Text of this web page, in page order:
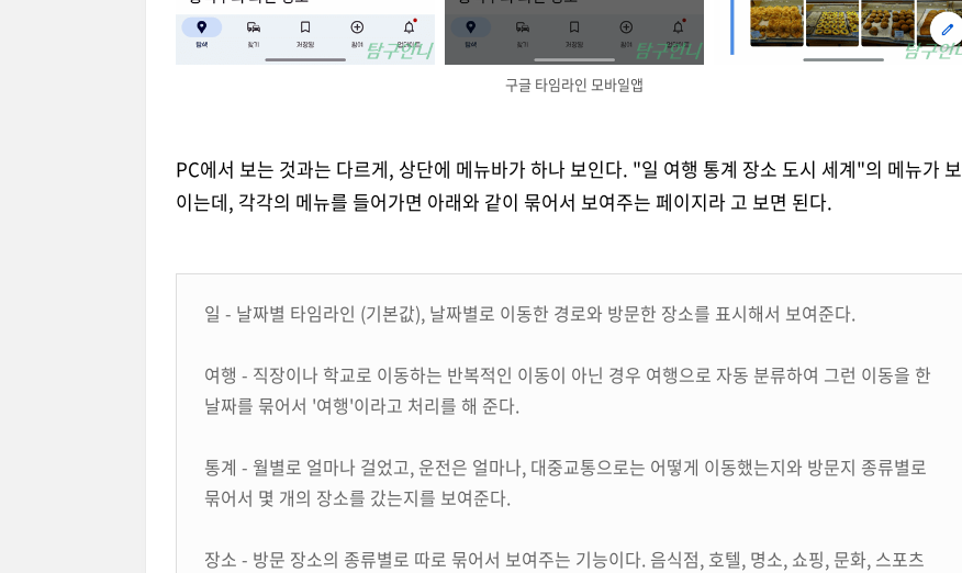
구글 타임라인 모바일앱
PC에서 보는 것과는 다르게, 상단에 메뉴바가 하나 보인다. "일 여행 통계 장소 도시 세계"의 메뉴가 보
이는데, 각각의 메뉴를 들어가면 아래와 같이 묶어서 보여주는 페이지라 고 보면 된다.
일 - 날짜별 타임라인 (기본값), 날짜별로 이동한 경로와 방문한 장소를 표시해서 보여준다.
여행 - 직장이나 학교로 이동하는 반복적인 이동이 아닌 경우 여행으로 자동 분류하여 그런 이동을 한
날짜를 묶어서 '여행'이라고 처리를 해 준다.
통계 - 월별로 얼마나 걸었고, 운전은 얼마나, 대중교통으로는 어떻게 이동했는지와 방문지 종류별로
묶어서 몇 개의 장소를 갔는지를 보여준다.
장소 - 방문 장소의 종류별로 따로 묶어서 보여주는 기능이다. 음식점, 호텔, 명소, 쇼핑, 문화, 스포츠